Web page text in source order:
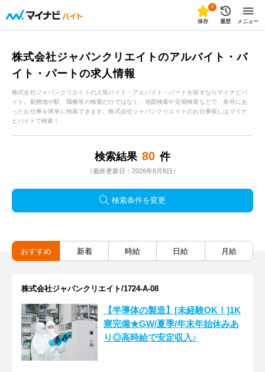
0
保存 履歴 メニュー
株式会社ジャパンクリエイトのアルバイト・バ
イト・パートの求人情報
株式会社ジャパンクリエイトの人気バイト・アルバイト・パートを探すならマイナビバ
イト。勤務地や駅、職種等の検索だけではなく、地図検索や定期検索などで、条件にあ
ったお仕事を簡単に検索できます。株式会社ジャパンクリエイトのお仕事探しはマイナ
ビバイトで検索！
検索結果 80 件
（最終更新日：2026年8月8日）
検索条件を変更
おすすめ 新着 時給 日給 月給
株式会社ジャパンクリエイト/1724-A-08
【半導体の製造】[未経験OK！]1K
寮完備★GW/夏季/年末年始休みあ
り◎高時給で安定収入♪